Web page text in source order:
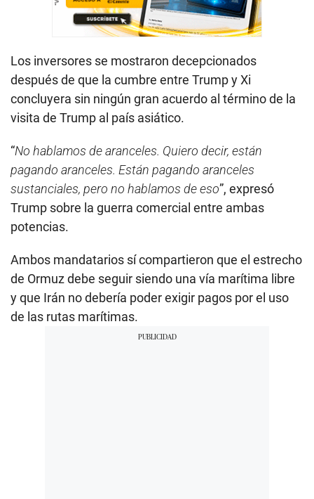
Los inversores se mostraron decepcionados
después de que la cumbre entre Trump y Xi
concluyera sin ningún gran acuerdo al término de la
visita de Trump al país asiático.
“No hablamos de aranceles. Quiero decir, están
pagando aranceles. Están pagando aranceles
sustanciales, pero no hablamos de eso”, expresó
Trump sobre la guerra comercial entre ambas
potencias.
Ambos mandatarios sí compartieron que el estrecho
de Ormuz debe seguir siendo una vía marítima libre
y que Irán no debería poder exigir pagos por el uso
de las rutas marítimas.